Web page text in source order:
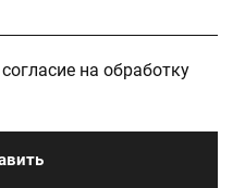
на обработку